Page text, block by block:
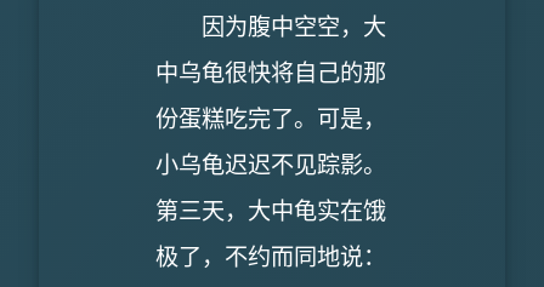
因为腹中空空，大
中乌龟很快将自己的那
份蛋糕吃完了。可是，
小乌龟迟迟不见踪影。
第三天，大中龟实在饿
极了，不约而同地说：